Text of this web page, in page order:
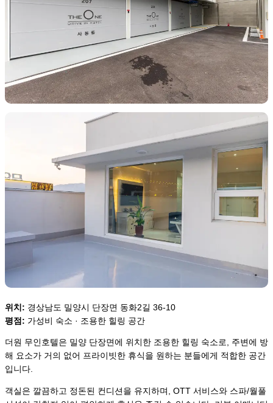
위치: 경상남도 밀양시 단장면 동화2길 36-10
평점: 가성비 숙소 · 조용한 힐링 공간
더원 무인호텔은 밀양 단장면에 위치한 조용한 힐링 숙소로, 주변에 방
해 요소가 거의 없어 프라이빗한 휴식을 원하는 분들에게 적합한 공간
입니다.
객실은 깔끔하고 정돈된 컨디션을 유지하며, OTT 서비스와 스파/월풀